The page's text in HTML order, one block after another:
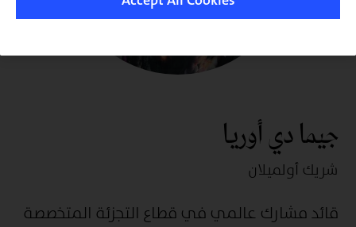
جيما دي أوريا
شريك أولميلان
قائد مشارك عالمي في قطاع التجزئة المتخصصة